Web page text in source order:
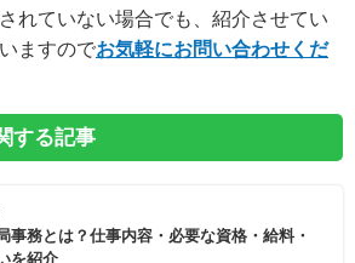
れていない場合でも、紹介させてい
ますのでお気軽にお問い合わせくだ
する記事
事務とは？仕事内容・必要な資格・給料・
を紹介